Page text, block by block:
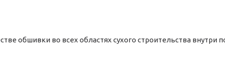
обшивки во всех областях сухого строительства внутри